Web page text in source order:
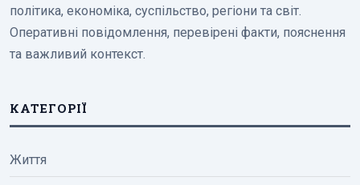
політика, економіка, суспільство, регіони та світ.
Оперативні повідомлення, перевірені факти, пояснення
та важливий контекст.
КАТЕГОРІЇ
Життя